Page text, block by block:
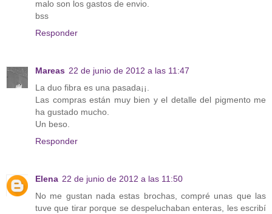
malo son los gastos de envio.
bss
Responder
Mareas 22 de junio de 2012 a las 11:47
La duo fibra es una pasada¡¡.
Las compras están muy bien y el detalle del pigmento me
ha gustado mucho.
Un beso.
Responder
Elena 22 de junio de 2012 a las 11:50
No me gustan nada estas brochas, compré unas que las
tuve que tirar porque se despeluchaban enteras, les escribí